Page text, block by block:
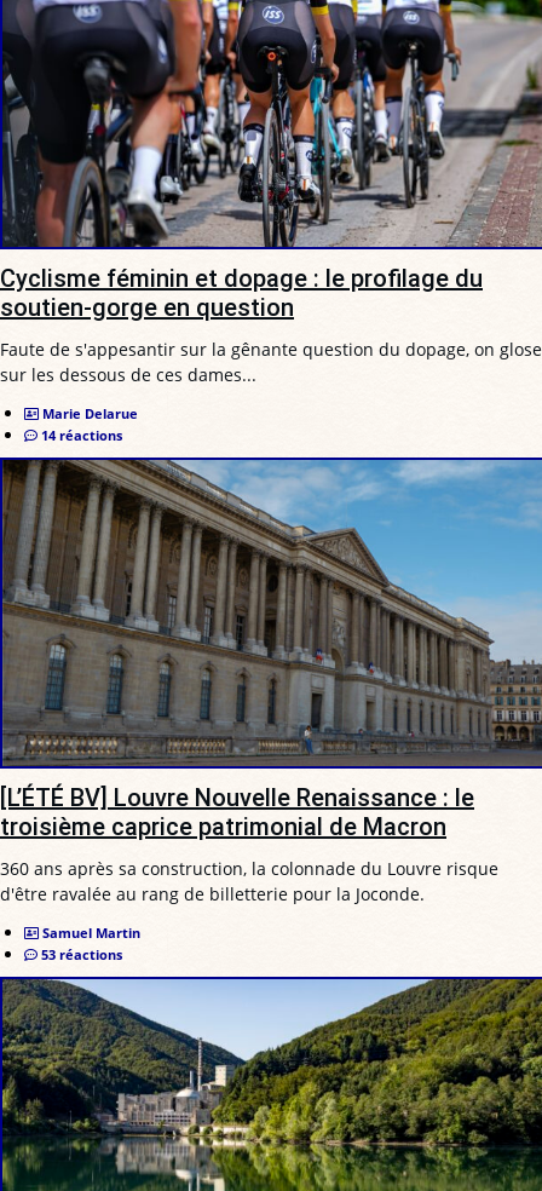
Cyclisme féminin et dopage : le profilage du
soutien-gorge en question
Faute de s'appesantir sur la gênante question du dopage, on glose
sur les dessous de ces dames...
Marie Delarue
14 réactions
[L’ÉTÉ BV] Louvre Nouvelle Renaissance : le
troisième caprice patrimonial de Macron
360 ans après sa construction, la colonnade du Louvre risque
d'être ravalée au rang de billetterie pour la Joconde.
Samuel Martin
53 réactions